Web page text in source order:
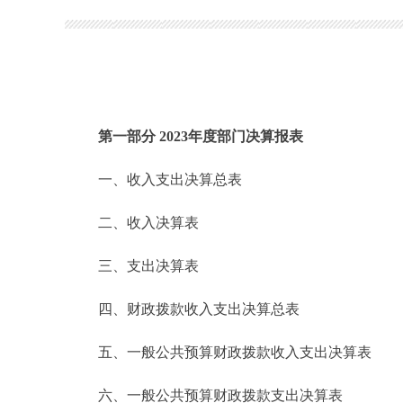
第一部分 2023年度部门决算报表
一、收入支出决算总表
二、收入决算表
三、支出决算表
四、财政拨款收入支出决算总表
五、一般公共预算财政拨款收入支出决算表
六、一般公共预算财政拨款支出决算表